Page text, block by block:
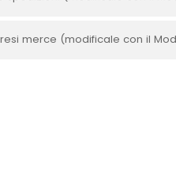
merce (modificale con il